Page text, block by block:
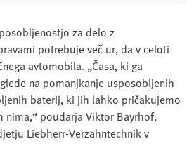
za delo z
potrebuje več ur, da v celoti
avtomobila. „Časa, ki ga
na pomanjkanje usposobljenih
baterij, ki jih lahko pričakujemo
poudarja Viktor Bayrhof,
Liebherr-Verzahntechnik v